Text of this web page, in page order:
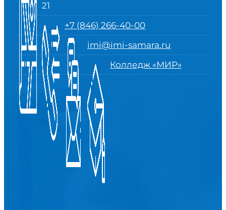
21
+7 (846) 266-40-00
imi@imi-samara.ru
Колледж «МИР»